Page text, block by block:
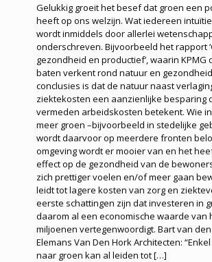
Gelukkig groeit het besef dat groen een
heeft op ons welzijn. Wat iedereen
wordt inmiddels door allerlei
onderschreven. Bijvoorbeeld het rapport
gezondheid en productief’, waarin KPMG
baten verkent rond natuur en
conclusies is dat de natuur naast
ziektekosten een aanzienlijke besparing
vermeden arbeidskosten betekent. Wie
meer groen –bijvoorbeeld in stedelijke
wordt daarvoor op meerdere fronten
omgeving wordt er mooier van en het
effect op de gezondheid van de
zich prettiger voelen en/of meer gaan
leidt tot lagere kosten van zorg en
eerste schattingen zijn dat investeren in
daarom al een economische waarde van
miljoenen vertegenwoordigt. Bart van
Elemans Van Den Hork Architecten:
naar groen kan al leiden tot[…]